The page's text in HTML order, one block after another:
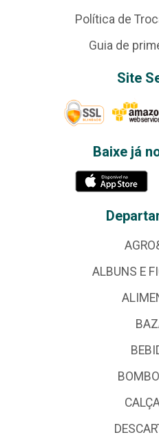
Política de
Guia de
Site
Baixe já
ALBUNS E